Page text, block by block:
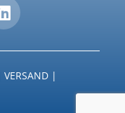
VERSAND |